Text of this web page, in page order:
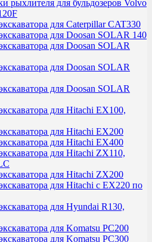
рыхлителя для бульдозеров Volvo
для Caterpillar CAT330
для Doosan SOLAR 140
для Doosan SOLAR
для Doosan SOLAR
для Doosan SOLAR
для Hitachi EX100,
для Hitachi EX200
для Hitachi EX400
для Hitachi ZX110,
для Hitachi ZX200
для Hitachi с EX220 по
для Hyundai R130,
для Komatsu PC200
для Komatsu PC300